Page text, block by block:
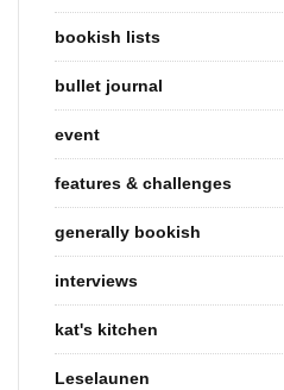
bookish lists
bullet journal
event
features & challenges
generally bookish
interviews
kat's kitchen
Leselaunen